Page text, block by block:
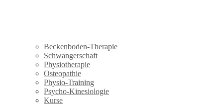
Beckenboden-Therapie
Schwangerschaft
Physiotherapie
Osteopathie
Physio-Training
Psycho-Kinesiologie
Kurse